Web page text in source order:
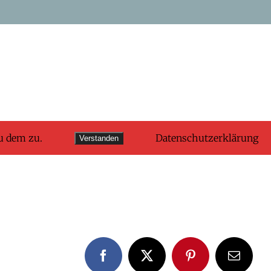
FacebookX PinterestE-
dem zu. Verstanden Datenschutzerklärung